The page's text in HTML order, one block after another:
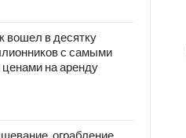
вошел в десятку
с самыми
на аренду